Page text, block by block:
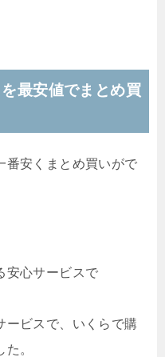
最安値でまとめ買
番安くまとめ買いがで
安心サービスで
ービスで、いくらで購
。